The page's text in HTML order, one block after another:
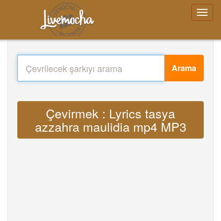
Arama
Çevirmek : Lyrics tasya
azzahra maulidia mp4 MP3